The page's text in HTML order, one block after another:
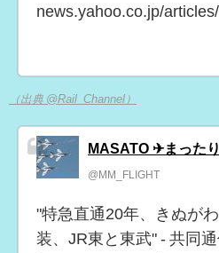
news.yahoo.co.jp/
（出典 @Rail_Channel）
MASATO ✈まった
@MM_FLIGHT
"特急直通20年、きぬが
装、JR東と東武" - 共同